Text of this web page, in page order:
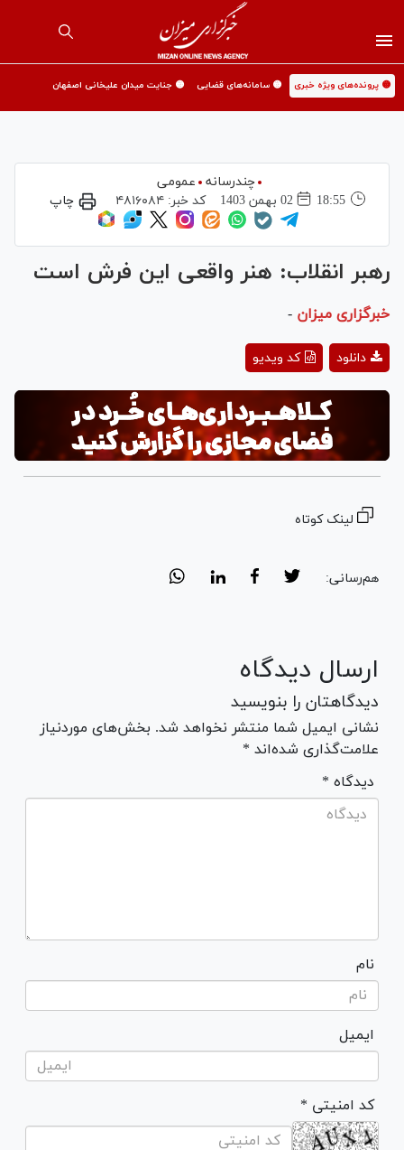
🟡 پرونده‌های ویژه خبری 🟡 سامانه‌های قضایی 🟡 جنایت میدان علیخانی اصفهان
چندرسانه
عمومی
18:55
02 بهمن 1403 کد خبر: ۴۸۱۶۰۸۴ چاپ
رهبر انقلاب: هنر واقعی این فرش است
خبرگزاری میزان -
Play
Video
کد ویدیو دانلود
لینک کوتاه
هم‌رسانی:
ارسال دیدگاه
دیدگاهتان را بنویسید
نشانی ایمیل شما منتشر نخواهد شد. بخش‌های موردنیاز
علامت‌گذاری شده‌اند *
* دیدگاه
نام
ایمیل
* کد امنیتی